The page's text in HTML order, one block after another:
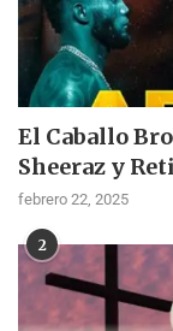
El Caballo
Sheeraz y
febrero 22, 2025
2